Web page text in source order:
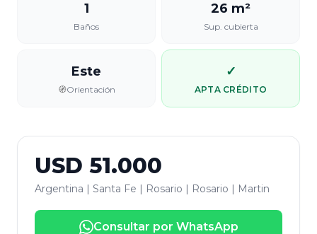
1
Baños
26 m²
Sup. cubierta
Este
🧭Orientación
✓
APTA CRÉDITO
USD 51.000
Argentina | Santa Fe | Rosario | Rosario | Martin
Consultar por WhatsApp